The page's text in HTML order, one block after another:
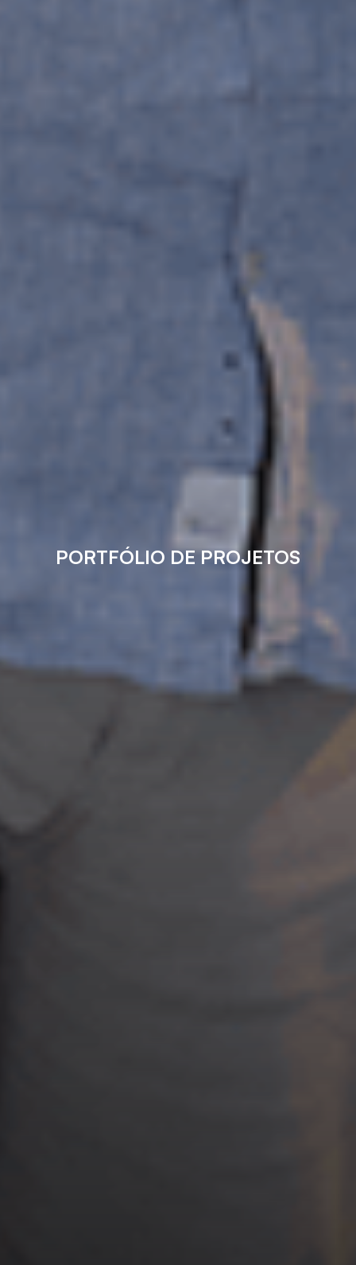
PORTFÓLIO DE PROJETOS